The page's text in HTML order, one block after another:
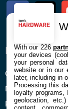
Facebook
ENTREPRISE
Confidentialité et
Mentions légales
Préférences
With our 226
your devices
your personal
website or in our
later, including in
Processing this
loyalty programs,
geolocation,
content,